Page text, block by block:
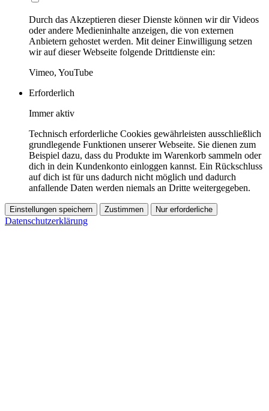
Durch das Akzeptieren dieser Dienste können wir dir Videos
oder andere Medieninhalte anzeigen, die von externen
Anbietern gehostet werden. Mit deiner Einwilligung setzen
wir auf dieser Webseite folgende Drittdienste ein:
Vimeo, YouTube
Erforderlich
Immer aktiv
Technisch erforderliche Cookies gewährleisten ausschließlich
grundlegende Funktionen unserer Webseite. Sie dienen zum
Beispiel dazu, dass du Produkte im Warenkorb sammeln oder
dich in dein Kundenkonto einloggen kannst. Ein Rückschluss
auf dich ist für uns dadurch nicht möglich und dadurch
anfallende Daten werden niemals an Dritte weitergegeben.
Einstellungen speichern Zustimmen Nur erforderliche
Datenschutzerklärung